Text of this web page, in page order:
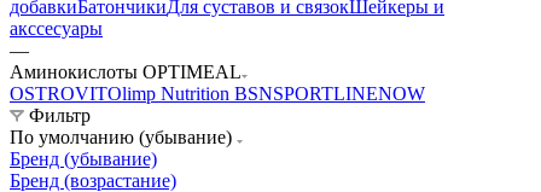
добавкиБатончикиДля суставов и связокШейкеры и
акссесуары
—
Аминокислоты OPTIMEAL
OSTROVITOlimp Nutrition BSNSPORTLINENOW
Фильтр
По умолчанию (убывание)
Бренд (убывание)
Бренд (возрастание)